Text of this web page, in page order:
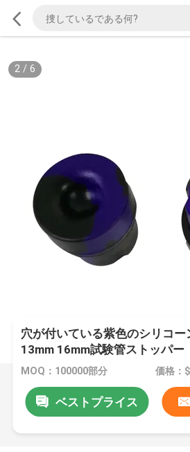
2/ 6
穴が付いている紫色のシリコー
13mm 16mm試験管ストッパー
MOQ：100000部分
ベストプライス